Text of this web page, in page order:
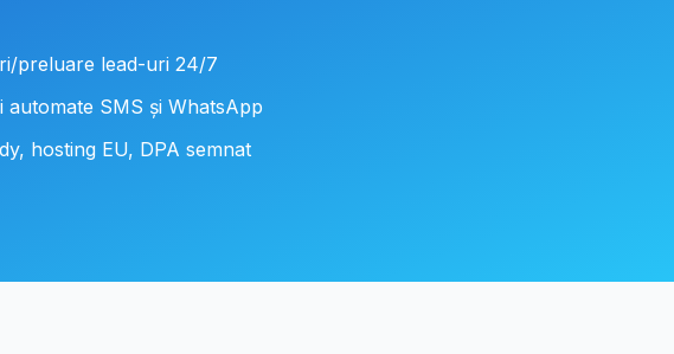
preluare lead-uri 24/7
automate SMS și WhatsApp
hosting EU, DPA semnat